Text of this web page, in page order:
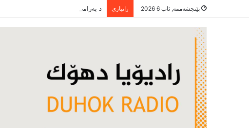
پێنجشەممە, ئاب 6 2026 زانیاری